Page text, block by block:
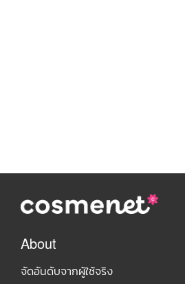
About
จัดอันดับจากผู้ใช้จริง